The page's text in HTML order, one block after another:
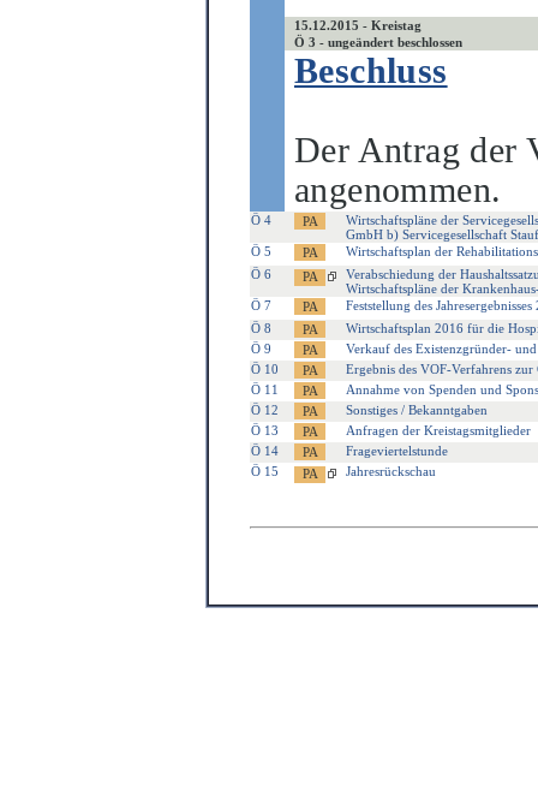
15.12.2015 - Kreistag
Ö 3 - ungeändert beschlossen
Beschluss
Der Antrag der
angenommen.
Ö 4
Wirtschaftspläne der
GmbH b) Servicegesellschaft
Ö 5
Wirtschaftsplan der
Ö 6
Verabschiedung der
Wirtschaftspläne der
Ö 7
Feststellung des
Ö 8
Wirtschaftsplan 2016 für die
Ö 9
Verkauf des Existenzgründer-
Ö 10
Ergebnis des VOF-Verfahrens
Ö 11
Annahme von Spenden und
Ö 12
Sonstiges / Bekanntgaben
Ö 13
Anfragen der Kreistagsmitglieder
Ö 14
Frageviertelstunde
Ö 15
Jahresrückschau